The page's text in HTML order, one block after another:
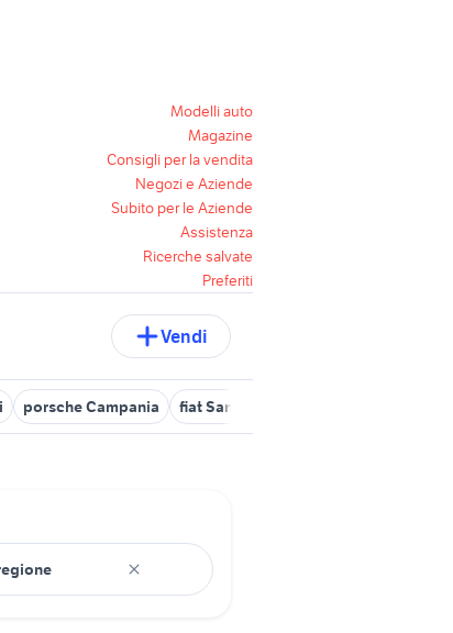
Modelli auto
Magazine
Consigli per la vendita
Negozi e Aziende
Subito per le Aziende
Assistenza
Ricerche salvate
Preferiti
Vendi
porsche Campania fiat Sant'Antonio Abate